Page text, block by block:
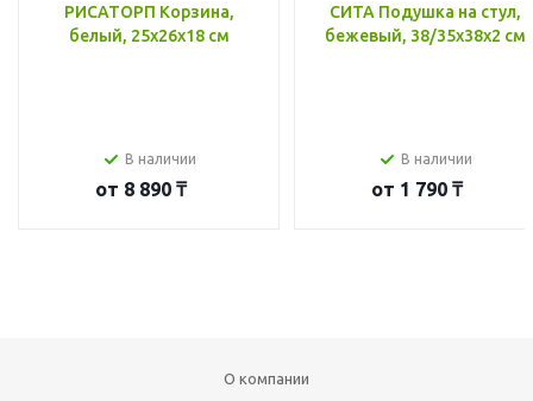
РИСАТОРП Корзина,
белый, 25x26x18 см
В наличии
от 8 890 ₸
СИТА Подушка на стул,
бежевый, 38/35x38x2 см
В наличии
от 1 790 ₸
О компании